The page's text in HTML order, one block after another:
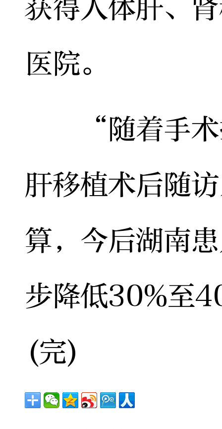
获得人体肝、
医院。
“随着手术
肝移植术后随
算，今后湖南
步降低30%至
(完)